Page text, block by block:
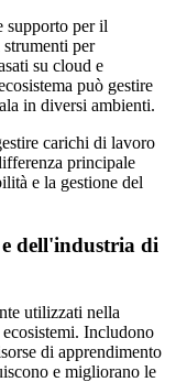
supporto per il
per
su cloud e
può gestire
in diversi ambienti.
carichi di lavoro
principale
e la gestione del
dell'industria di
utilizzati nella
Includono
di apprendimento
e migliorano le